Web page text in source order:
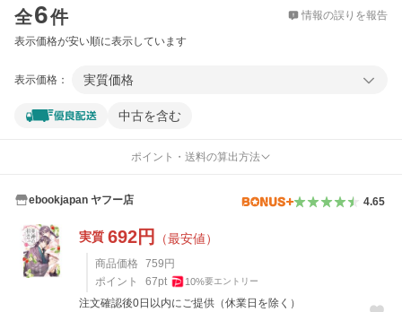
全6件 情報の誤りを報告
表示価格が安い順に表示しています
表示価格： 実質価格
中古を含む
ポイント・送料の算出方法
ebookjapan ヤフー店 4.65
実質 692円 （最安値）
商品価格 759 円
ポイント
67pt 10%要エントリー
注文確認後0日以内にご提供（休業日を除く）